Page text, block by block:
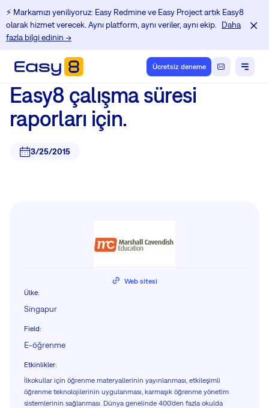
⚡️ Markamızı yeniliyoruz: Easy Redmine ve Easy Project artık Easy8
olarak hizmet verecek. Aynı platform, aynı veriler, aynı ekip.
Daha
fazla bilgi edinin →
Ücretsiz deneme
Easy8 çalışma süresi
raporları için.
3/25/2015
Web sitesi
Ülke:
Singapur
Field:
E-öğrenme
Etkinlikler:
İlkokullar için öğrenme materyallerinin yayınlanması, etkileşimli
öğrenme teknolojilerinin uygulanması, karmaşık öğrenme yönetim
sistemlerinin sağlanması. Dünya genelinde 400'den fazla okulda